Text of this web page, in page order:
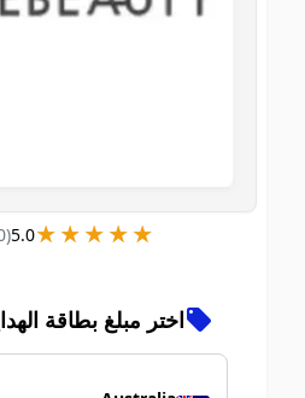
★★★★★
★★★★★
5.0
(
10
review
s
اختر مبلغ بطاقة الهدايا